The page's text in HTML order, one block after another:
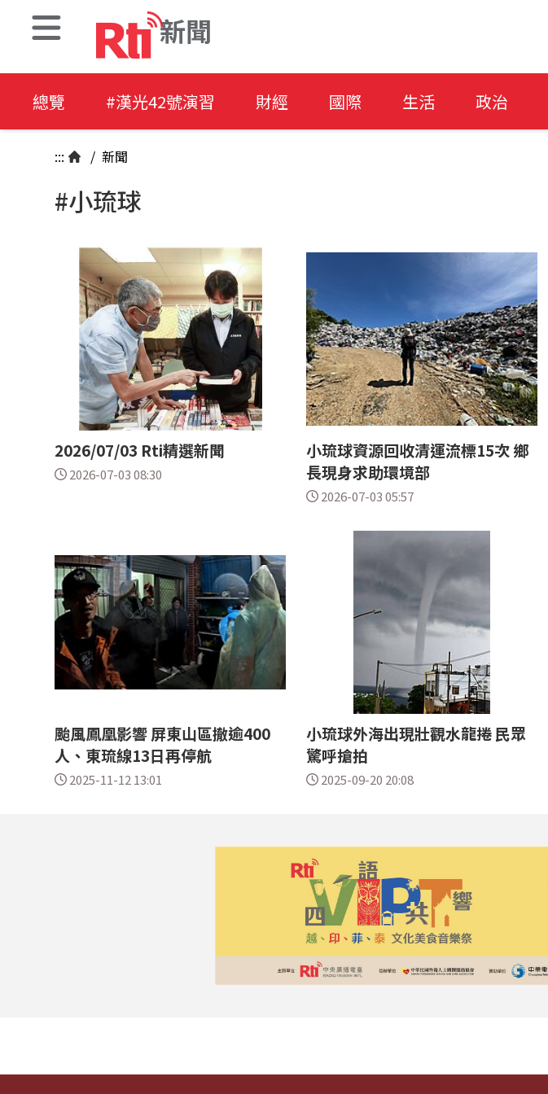
新聞
總覽 #漢光42號演習 財經 國際 生活 政治
::: / 新聞
#小琉球
2026/07/03 Rti精選新聞
2026-07-03 08:30
小琉球資源回收清運流標15次 鄉
長現身求助環境部
2026-07-03 05:57
颱風鳳凰影響 屏東山區撤逾400
人、東琉線13日再停航
2025-11-12 13:01
小琉球外海出現壯觀水龍捲 民眾
驚呼搶拍
2025-09-20 20:08